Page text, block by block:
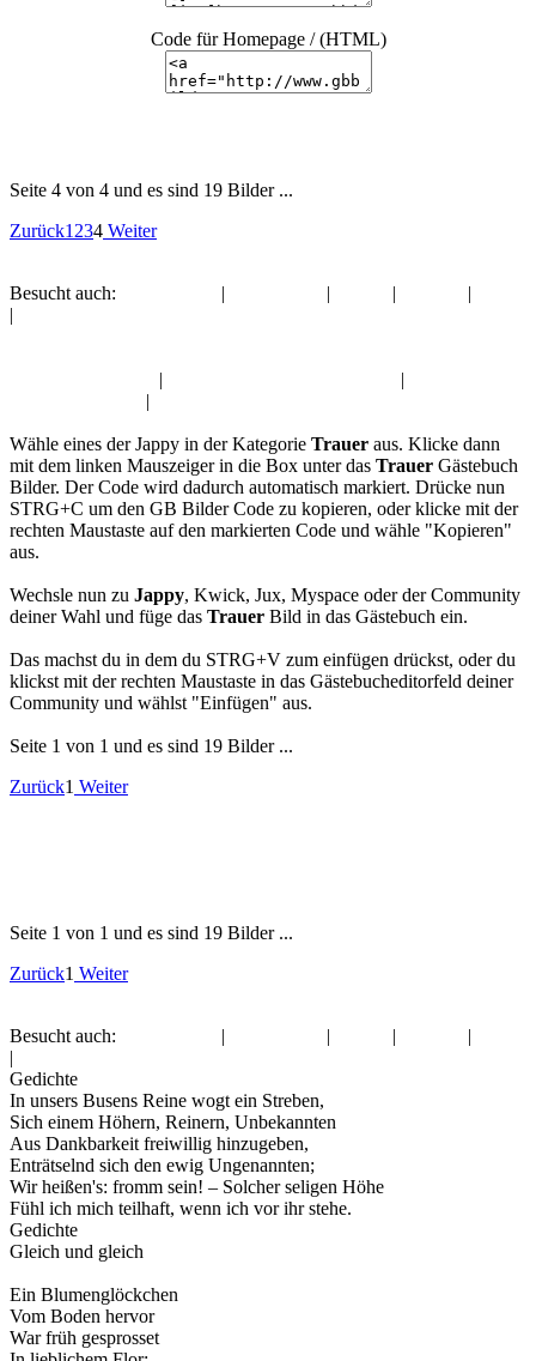
Code für Homepage / (HTML)
Seite 4 von 4 und es sind 19 Bilder ...
Zurück1 234 Weiter
Besucht auch: | | | |
|
| |
|
Wähle eines der Jappy in der Kategorie Trauer aus. Klicke dann
mit dem linken Mauszeiger in die Box unter das Trauer Gästebuch
Bilder. Der Code wird dadurch automatisch markiert. Drücke nun
STRG+C um den GB Bilder Code zu kopieren, oder klicke mit der
rechten Maustaste auf den markierten Code und wähle "Kopieren"
aus.
Wechsle nun zu Jappy, Kwick, Jux, Myspace oder der Community
deiner Wahl und füge das Trauer Bild in das Gästebuch ein.
Das machst du in dem du STRG+V zum einfügen drückst, oder du
klickst mit der rechten Maustaste in das Gästebucheditorfeld deiner
Community und wählst "Einfügen" aus.
Seite 1 von 1 und es sind 19 Bilder ...
Zurück1 Weiter
Seite 1 von 1 und es sind 19 Bilder ...
Zurück1 Weiter
Besucht auch: | | | |
|
Gedichte
In unsers Busens Reine wogt ein Streben,
Sich einem Höhern, Reinern, Unbekannten
Aus Dankbarkeit freiwillig hinzugeben,
Enträtselnd sich den ewig Ungenannten;
Wir heißen's: fromm sein! – Solcher seligen Höhe
Fühl ich mich teilhaft, wenn ich vor ihr stehe.
Gedichte
Gleich und gleich
Ein Blumenglöckchen
Vom Boden hervor
War früh gesprosset